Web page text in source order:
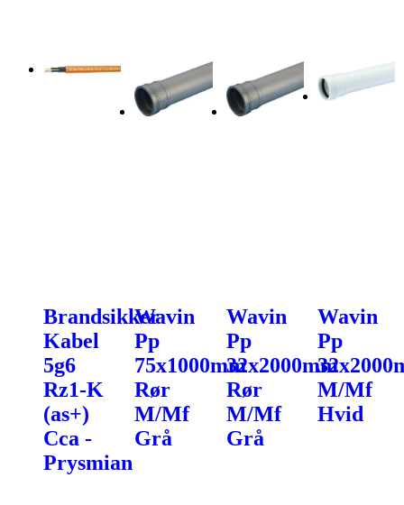
Brandsikker
Kabel
5g6
Rz1-K
(as+)
Cca -
Prysmian
Wavin
Pp
75x1000mm
Rør
M/Mf
Grå
Wavin
Pp
32x2000mm
Rør
M/Mf
Grå
Wavin
Pp
M/Mf
Hvid